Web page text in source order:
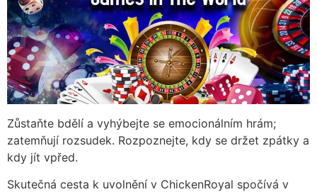
Zůstaňte bdělí a vyhýbejte se emocionálním hrám;
zatemňují rozsudek. Rozpoznejte, kdy se držet zpátky a
kdy jít vpřed.
Skutečná cesta k uvolnění v ChickenRoyal spočívá v